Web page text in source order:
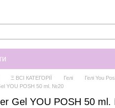
Ξ ВСІ КАТЕГОРІЇ Гелі Гелі You
YOU POSH 50 ml. №20
Gel YOU POSH 50